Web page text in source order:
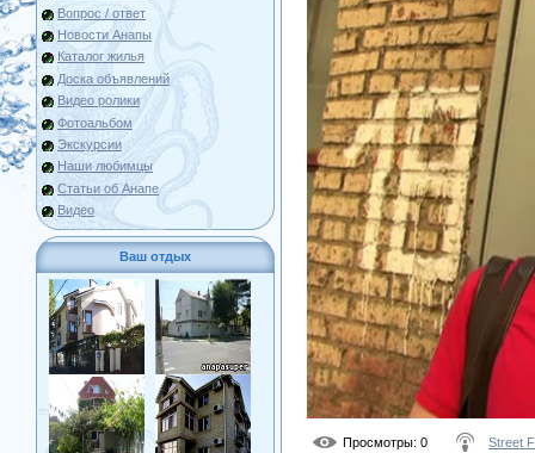
Вопрос / ответ
Новости Анапы
Каталог жилья
Доска объявлений
Видео ролики
Фотоальбом
Экскурсии
Наши любимцы
Статьи об Анапе
Видео
Ваш отдых
Просмотры: 0 Street